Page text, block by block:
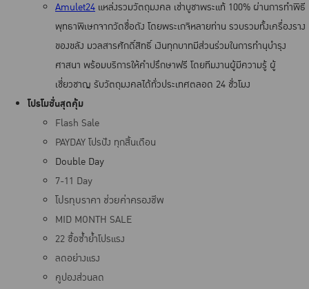
Amulet24 แหล่งรวมวัตถุมงคล เช่าบูชาพระแท้ 100% ผ่านการทำพิธี
พุทธาพิเษกจากวัดชื่อดัง โดยพระเกจิหลายท่าน รวบรวมทั้งเครื่องราง
ของขลัง มวลสารศักดิ์สิทธิ์ เงินทุกบาทมีส่วนร่วมในการทํานุบํารุง
ศาสนา พร้อมบริการให้คำปรึกษาฟรี โดยทีมงานผู้มีความรู้ ผู้
เชี่ยวชาญ รับวัตถุมงคลได้ทั่วประเทศตลอด 24 ชั่วโมง
โปรโมชั่นสุดคุ้ม
Flash Sale
PAYDAY โปรปัง ทุกสิ้นเดือน
Double Day
7-11 Day
โปรทุบราคา ช่วยค่าครองชีพ
MID MONTH SALE
22 ซื้อซ้ำย้ำโปรแรง
ลดอย่างแรง
คูปองส่วนลด